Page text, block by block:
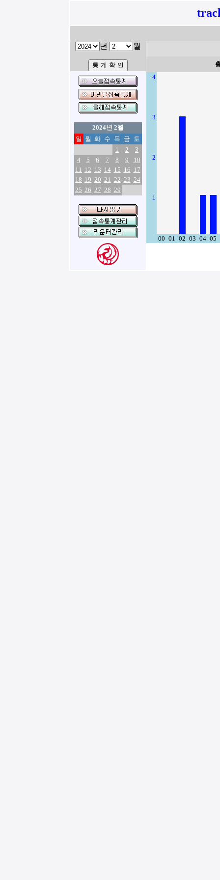
년 월
2024년 2월
일 월 화 수 목 금 토
1
2
3
4
5 6 7 8 9
10
11 12 13 14 15 16 17
18 19 20 21 22 23 24
25 26 27 28 29
4
3
2
1
00 01 02 03 04 05